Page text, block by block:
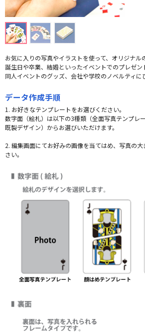
お気に入りの写真やイラストを使って、オリジナル
誕生日や卒業、結婚といったイベントでのプレゼン
同人イベントのグッズ、会社や学校のノベルティに
データ作成手順
1. お好きなテンプレートをお選びください。
数字面（絵札）は以下の3種類（全面写真テンプレ
既製デザイン）からお選びいただけます。
2. 編集画面にてお好みの画像を当てはめ、写真の
さい。